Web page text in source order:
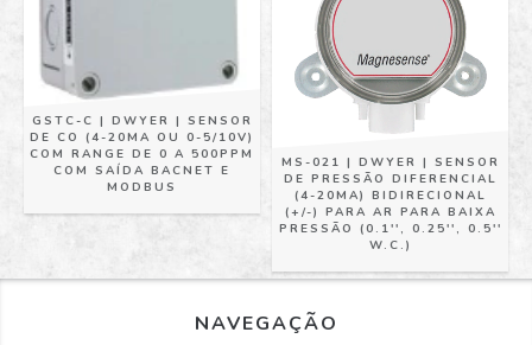
GSTC-C | DWYER | SENSOR
DE CO (4-20MA OU 0-5/10V)
COM RANGE DE 0 A 500PPM
COM SAÍDA BACNET E
MODBUS
MS-021 | DWYER | SENSOR
DE PRESSÃO DIFERENCIAL
(4-20MA) BIDIRECIONAL
(+/-) PARA AR PARA BAIXA
PRESSÃO (0.1'', 0.25'', 0.5''
W.C.)
NAVEGAÇÃO